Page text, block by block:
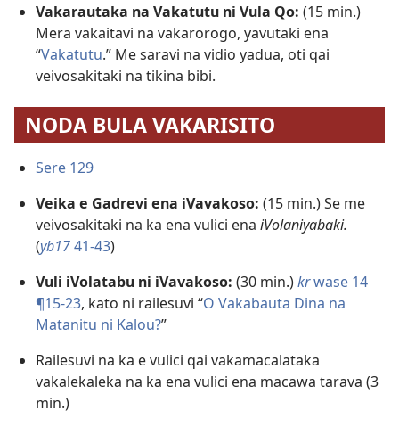
Vakarautaka na Vakatutu ni Vula Qo: (15 min.)
Mera vakaitavi na vakarorogo, yavutaki ena
“Vakatutu.” Me saravi na vidio yadua, oti qai
veivosakitaki na tikina bibi.
NODA BULA VAKARISITO
Sere 129
Veika e Gadrevi ena iVavakoso: (15 min.) Se me
veivosakitaki na ka ena vulici ena iVolaniyabaki.
(yb1741-43)
Vuli iVolatabu ni iVavakoso: (30 min.)krwase 14
¶15-23, kato ni railesuvi “O Vakabauta Dina na
Matanitu ni Kalou?”
Railesuvi na ka e vulici qai vakamacalataka
vakalekaleka na ka ena vulici ena macawa tarava (3
min.)